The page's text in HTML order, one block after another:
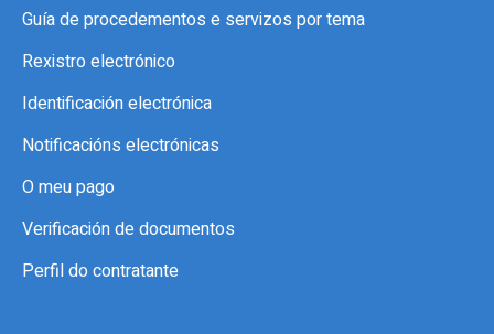
Guía de procedementos e servizos por tema
Rexistro electrónico
Identificación electrónica
Notificacións electrónicas
O meu pago
Verificación de documentos
Perfil do contratante